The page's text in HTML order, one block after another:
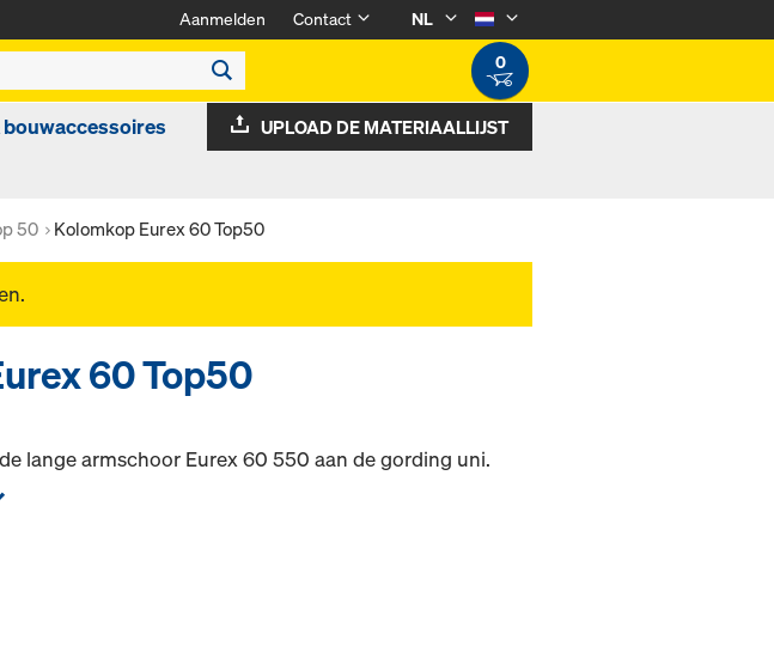
Aanmelden Contact
NL
0
UPLOAD DE MATERIAALLIJST
50 Kolomkop Eurex 60 Top50
60 Top50
lange armschoor Eurex 60 550 aan de gording uni.